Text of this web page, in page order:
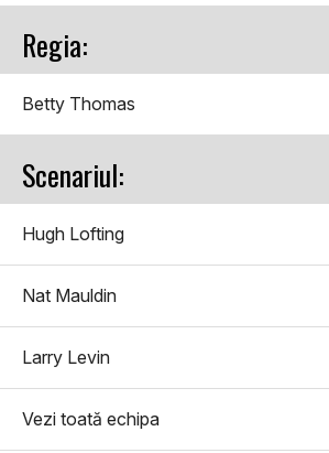
Regia:
Betty Thomas
Scenariul:
Hugh Lofting
Nat Mauldin
Larry Levin
Vezi toată echipa